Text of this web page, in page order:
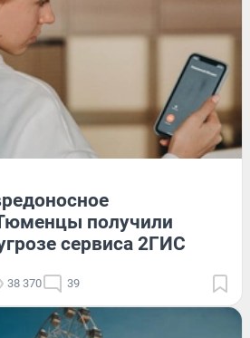
получили
сервиса 2ГИС
38 370 39